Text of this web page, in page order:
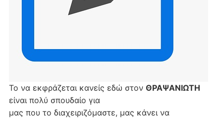
Το να εκφράζεται κανείς εδώ στον ΘΡΑΨΑΝΙΩΤΗ
είναι πολύ σπουδαίο για
μας που το διαχειριζόμαστε, μας κάνει να